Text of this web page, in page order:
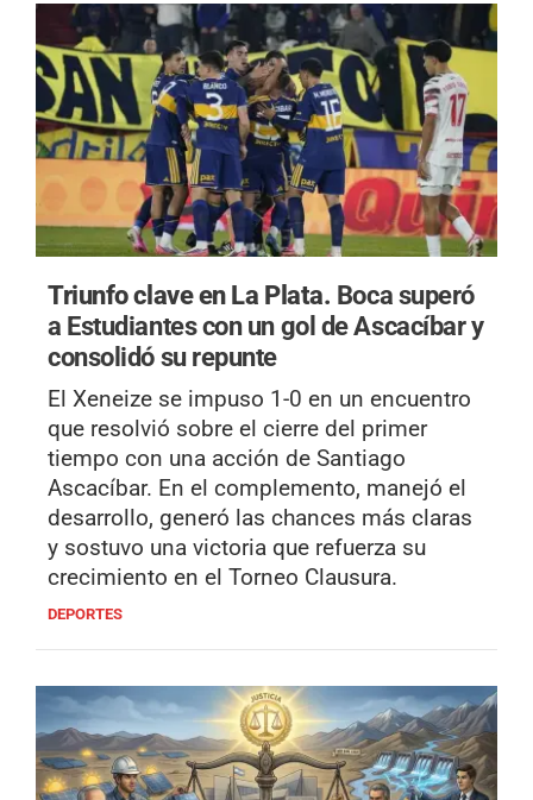
Triunfo clave en La Plata. Boca superó
a Estudiantes con un gol de Ascacíbar y
consolidó su repunte
El Xeneize se impuso 1-0 en un encuentro
que resolvió sobre el cierre del primer
tiempo con una acción de Santiago
Ascacíbar. En el complemento, manejó el
desarrollo, generó las chances más claras
y sostuvo una victoria que refuerza su
crecimiento en el Torneo Clausura.
DEPORTES